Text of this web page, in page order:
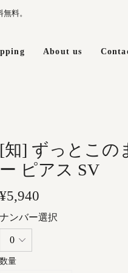
料。
About us
[知] ずっとこの
ー ピアス SV
¥5,940
ナンバー選択
数量